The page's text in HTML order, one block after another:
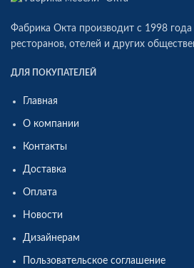
Фабрика Окта производит c 1998
ресторанов, отелей и других
ДЛЯ ПОКУПАТЕЛЕЙ
Главная
О компании
Контакты
Доставка
Оплата
Новости
Дизайнерам
Пользовательское соглашение